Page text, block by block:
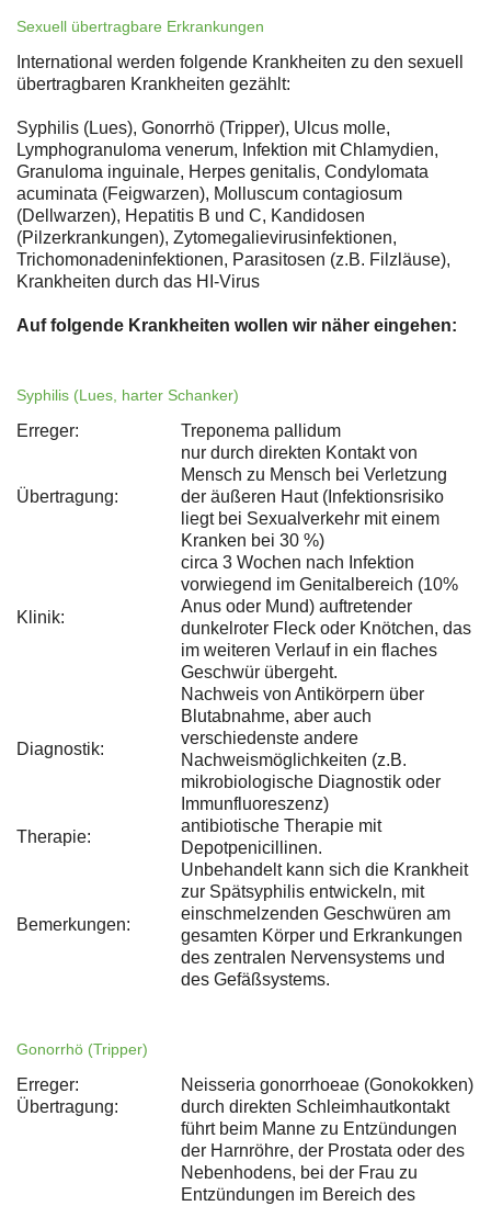
Sexuell übertragbare Erkrankungen
International werden folgende Krankheiten zu den sexuell
übertragbaren Krankheiten gezählt:
Syphilis (Lues), Gonorrhö (Tripper), Ulcus molle,
Lymphogranuloma venerum, Infektion mit Chlamydien,
Granuloma inguinale, Herpes genitalis, Condylomata
acuminata (Feigwarzen), Molluscum contagiosum
(Dellwarzen), Hepatitis B und C, Kandidosen
(Pilzerkrankungen), Zytomegalievirusinfektionen,
Trichomonadeninfektionen, Parasitosen (z.B. Filzläuse),
Krankheiten durch das HI-Virus
Auf folgende Krankheiten wollen wir näher eingehen:
Syphilis (Lues, harter Schanker)
Erreger: Treponema pallidum
Übertragung:
nur durch direkten Kontakt von
Mensch zu Mensch bei Verletzung
der äußeren Haut (Infektionsrisiko
liegt bei Sexualverkehr mit einem
Kranken bei 30 %)
Klinik:
circa 3 Wochen nach Infektion
vorwiegend im Genitalbereich (10%
Anus oder Mund) auftretender
dunkelroter Fleck oder Knötchen, das
im weiteren Verlauf in ein flaches
Geschwür übergeht.
Diagnostik:
Nachweis von Antikörpern über
Blutabnahme, aber auch
verschiedenste andere
Nachweismöglichkeiten (z.B.
mikrobiologische Diagnostik oder
Immunfluoreszenz)
Therapie:
antibiotische Therapie mit
Depotpenicillinen.
Bemerkungen:
Unbehandelt kann sich die Krankheit
zur Spätsyphilis entwickeln, mit
einschmelzenden Geschwüren am
gesamten Körper und Erkrankungen
des zentralen Nervensystems und
des Gefäßsystems.
Gonorrhö (Tripper)
Erreger:
Neisseria gonorrhoeae (Gonokokken)
Übertragung:
durch direkten Schleimhautkontakt
führt beim Manne zu Entzündungen
der Harnröhre, der Prostata oder des
Nebenhodens, bei der Frau zu
Entzündungen im Bereich des